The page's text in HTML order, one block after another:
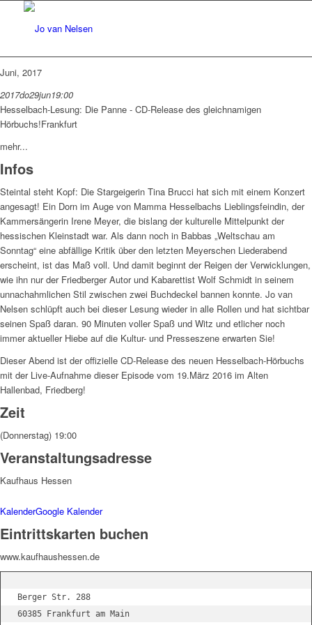
Juni, 2017
2017do29jun19:00
Hesselbach-Lesung: Die Panne - CD-Release des gleichnamigen
Hörbuchs!Frankfurt
mehr...
Infos
Steintal steht Kopf: Die Stargeigerin Tina Brucci hat sich mit einem Konzert
angesagt! Ein Dorn im Auge von Mamma Hesselbachs Lieblingsfeindin, der
Kammersängerin Irene Meyer, die bislang der kulturelle Mittelpunkt der
hessischen Kleinstadt war. Als dann noch in Babbas „Weltschau am
Sonntag“ eine abfällige Kritik über den letzten Meyerschen Liederabend
erscheint, ist das Maß voll. Und damit beginnt der Reigen der Verwicklungen,
wie ihn nur der Friedberger Autor und Kabarettist Wolf Schmidt in seinem
unnachahmlichen Stil zwischen zwei Buchdeckel bannen konnte. Jo van
Nelsen schlüpft auch bei dieser Lesung wieder in alle Rollen und hat sichtbar
seinen Spaß daran. 90 Minuten voller Spaß und Witz und etlicher noch
immer aktueller Hiebe auf die Kultur- und Presseszene erwarten Sie!
Dieser Abend ist der offizielle CD-Release des neuen Hesselbach-Hörbuchs
mit der Live-Aufnahme dieser Episode vom 19.März 2016 im Alten
Hallenbad, Friedberg!
Zeit
(Donnerstag) 19:00
Veranstaltungsadresse
Kaufhaus Hessen
KalenderGoogle Kalender
Eintrittskarten buchen
www.kaufhaushessen.de
Berger Str. 288
60385 Frankfurt am Main